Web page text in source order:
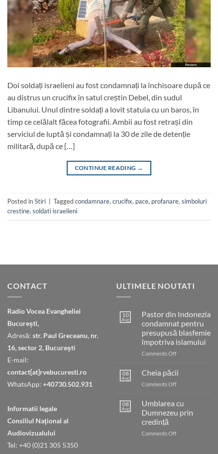
Doi soldați israelieni au fost condamnați la închisoare după ce
au distrus un crucifix în satul creștin Debel, din sudul
Libanului. Unul dintre soldați a lovit statuia cu un baros, în
timp ce celălalt făcea fotografii. Ambii au fost retrași din
serviciul de luptă și condamnați la 30 de zile de detenție
militară, după ce […]
CONTINUE READING →
Posted inStiri Taggedcondamnare, crucifix, pace, profanare, simboluri
crestine, soldati israelieni
CONTACT
Radio Vocea Evangheliei
București,
Adresă: str. Paul Greceanu, nr.
16, sector 2, București
E-mail:
contact[at]rvebucuresti.ro
WhatsApp: +40730.502.931
Informatii legale
Consiliul Naţional al
Audiovizualului
Tel: +40 (0)21 305 5350
ULTIMELE NOUTATI
10
Aug
Pastor din Indonezia
condamnat pentru
presupusă blasfemie
împotriva islamului
Comments Offon
din
Indonezia
condamnat
presupusă
blasfemie
împotriva
08
Aug
Cheia păcii
Comments Offon
08
Aug
Umblarea cu
Dumnezeu prin
credință
Comments Offon